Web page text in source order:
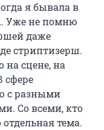
я бывала в
Уже не помню
даже
стриптизерш.
сцене, на
сфере
с разными
Со всеми, кто
тема.